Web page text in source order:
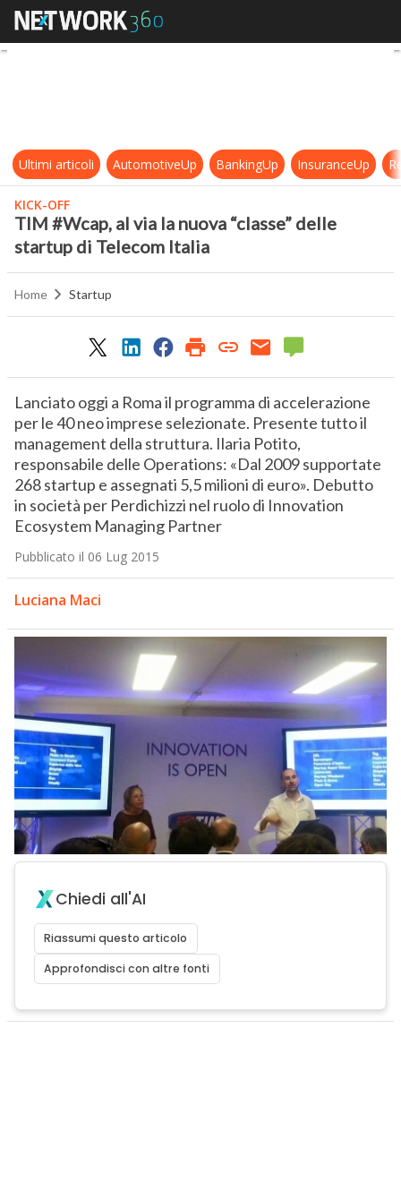
TIM #Wcap, al via la nuova
Ultimi articoli AutomotiveUp BankingUp InsuranceUp
KICK-OFF
TIM #Wcap, al via la nuova “classe” delle
startup di Telecom Italia
Home Startup
Lanciato oggi a Roma il programma di accelerazione
per le 40 neo imprese selezionate. Presente tutto il
management della struttura. Ilaria Potito,
responsabile delle Operations: «Dal 2009 supportate
268 startup e assegnati 5,5 milioni di euro». Debutto
in società per Perdichizzi nel ruolo di Innovation
Ecosystem Managing Partner
Pubblicato il 06 Lug 2015
Luciana Maci
Chiedi all'AI
Riassumi questo articolo
Approfondisci con altre fonti